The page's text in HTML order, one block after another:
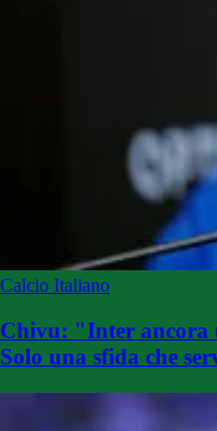
Calcio Italiano
Chivu: "Inter ancora
Solo una sfida che